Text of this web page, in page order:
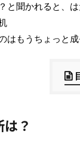
と聞かれると、
はもうちょっと成
？